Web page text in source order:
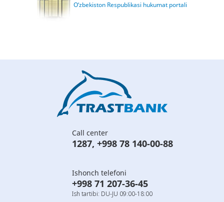
O‘zbekiston Respublikasi hukumat portali
Call center
1287, +998 78 140-00-88
Ishonch telefoni
+998 71 207-36-45
Ish tartibi: DU-JU 09:00-18:00